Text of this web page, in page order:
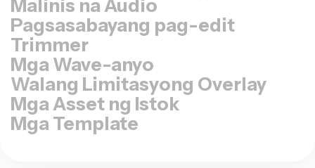
Pagsasabayang pag-edit
Trimmer
Mga Wave-anyo
Walang Limitasyong Overlay
Mga Asset ng Istok
Mga Template